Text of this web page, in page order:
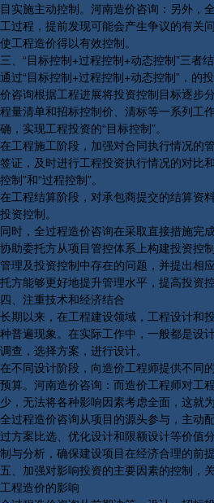
目实施主动控制。河南造价咨询：另外，
工过程，提前发现可能会产生争议的有关
使工程造价得以有效控制。
三、“目标控制+过程控制+动态控制”三者
通过“目标控制+过程控制+动态控制”，的
价咨询根据工程进展将投资控制目标逐步
程量清单和招标控制价、清标等一系列工
确，实现工程投资的“目标控制”。
在工程施工阶段，加强对合同执行情况的
签证，及时进行工程投资执行情况的对比
控制”和“过程控制”。
在工程结算阶段，对承包商提交的结算资
投资控制。
同时，全过程造价咨询在采取直接措施完
协助委托方从项目管控体系上构建投资控
管理及投资控制中存在的问题，并提出相
托方能够更好地提升管理水平，提高投资
四、注重技术和经济结合
长期以来，在工程建设领域，工程设计和
种普遍现象。在实际工作中，一般都是设
调查，选择方案，进行设计。
在不同设计阶段，向造价工程师提供不同
预算。河南造价咨询：而造价工程师对工
少，无法将各种影响因素考虑全面，这就
全过程造价咨询从项目的源头参与，主动
过方案比选、优化设计和限额设计等价值
制与分析，确保建设项目在经济合理的前
五、加强对影响投资的主要因素的控制，
工程造价的影响